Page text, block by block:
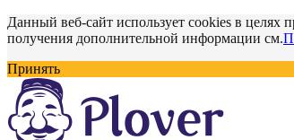
Данный веб-сайт использует cookies в целях
получения дополнительной информации см.
Принять